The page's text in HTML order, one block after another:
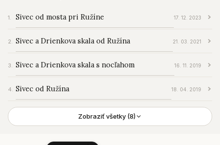
Sivec od mosta pri Ružíne 17. 12. 2023
Sivec a Drienkova skala od Ružína 21. 03. 2021
Sivec a Drienkova skala s nocľahom 16. 11. 2019
Sivec od Ružína 18. 04. 2019
Zobraziť všetky (8)